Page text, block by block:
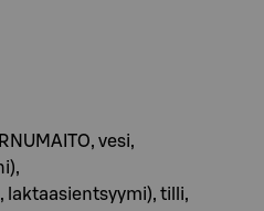
vesi,
laktaasientsyymi), tilli,